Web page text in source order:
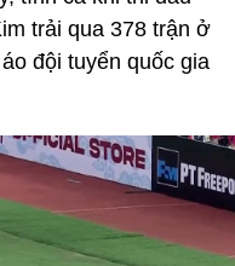
trải qua 378 trận ở
đội tuyển quốc gia